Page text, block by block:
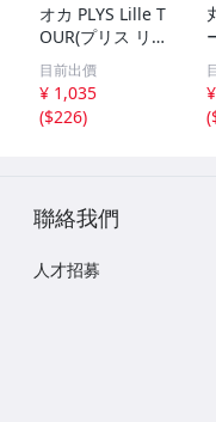
オカ PLYS Lille T
OUR(プリス リレ
ッツァ) トラベル
ボトル Lサイズ
容量約70ml (ピン
ク)
目前出價
¥ 1,035
($226)
(
聯絡我們
人才招募